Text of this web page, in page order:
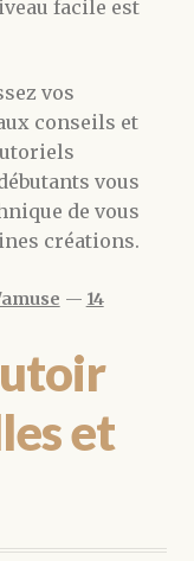
facile est
vos
conseils et
vous
de vous
créations.
— 14
et